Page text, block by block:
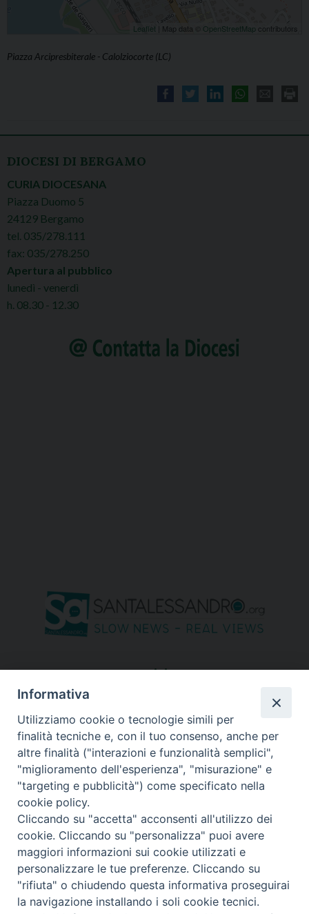
Leaflet | Map data © OpenStreetMap contributors
Piazza Arcipresbiterale - Calolziocorte (LC)
DIOCESI DI BERGAMO
CURIA DIOCESANA
Piazza Duomo 5
24129 Bergamo
tel. 035/278.111
fax: 035/278.250
Apertura al pubblico
lunedì - venerdì
h. 08.30 - 12.30
seguici su
Copyright © 2026 Diocesi di Bergamo - C. F. 01072200163 - Tutti i
diritti riservati. -Note legali -Privacy policy
Informativa
Utilizziamo cookie o tecnologie simili per
finalità tecniche e, con il tuo consenso, anche per
altre finalità ("interazioni e funzionalità semplici",
"miglioramento dell'esperienza", "misurazione" e
"targeting e pubblicità") come specificato nella
cookie policy.
Cliccando su "accetta" acconsenti all'utilizzo dei
cookie. Cliccando su "personalizza" puoi avere
maggiori informazioni sui cookie utilizzati e
personalizzare le tue preferenze. Cliccando su
"rifiuta" o chiudendo questa informativa proseguirai
la navigazione installando i soli cookie tecnici.